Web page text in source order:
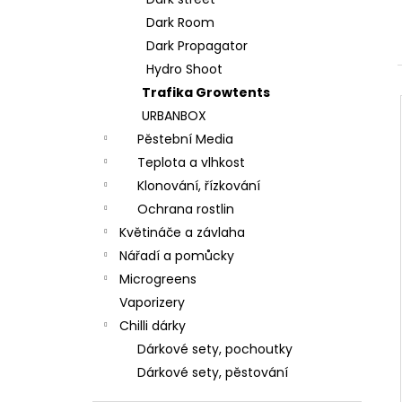
Dark Room
Dark Propagator
Hydro Shoot
Trafika Growtents
URBANBOX
Pěstební Media
Teplota a vlhkost
Klonování, řízkování
Ochrana rostlin
Květináče a závlaha
Nářadí a pomůcky
Microgreens
Vaporizery
Chilli dárky
Dárkové sety, pochoutky
Dárkové sety, pěstování